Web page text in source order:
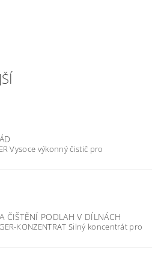
Vysoce výkonný čistič pro
ČIŠTĚNÍ PODLAH V DÍLNÁCH
KONZENTRAT Silný koncentrát pro